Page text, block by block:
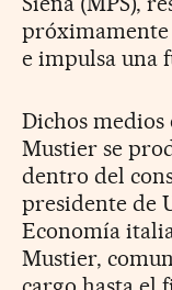
próximamente
e impulsa una
Dichos
Mustier se
dentro del
presidente de
Economía
Mustier,